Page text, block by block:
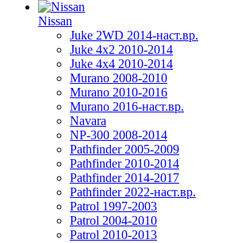
Nissan
Juke 2WD 2014-наст.вр.
Juke 4x2 2010-2014
Juke 4x4 2010-2014
Murano 2008-2010
Murano 2010-2016
Murano 2016-наст.вр.
Navara
NP-300 2008-2014
Pathfinder 2005-2009
Pathfinder 2010-2014
Pathfinder 2014-2017
Pathfinder 2022-наст.вр.
Patrol 1997-2003
Patrol 2004-2010
Patrol 2010-2013